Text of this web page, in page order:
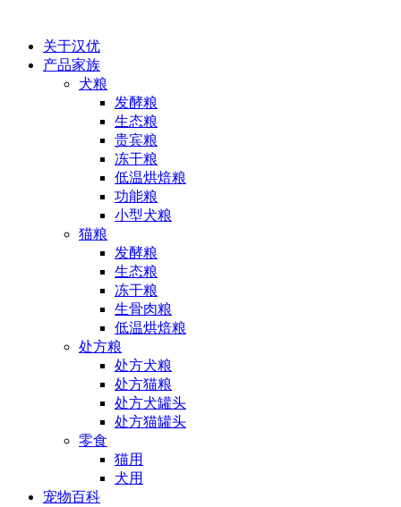
关于汉优
产品家族
犬粮
发酵粮
生态粮
贵宾粮
冻干粮
低温烘焙粮
功能粮
小型犬粮
猫粮
发酵粮
生态粮
冻干粮
生骨肉粮
低温烘焙粮
处方粮
处方犬粮
处方猫粮
处方犬罐头
处方猫罐头
零食
猫用
犬用
宠物百科